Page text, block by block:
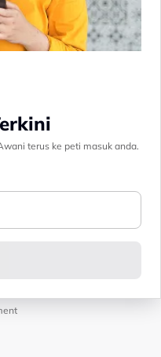
terus ke peti masuk anda.